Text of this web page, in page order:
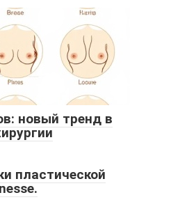
новый тренд в
пластической